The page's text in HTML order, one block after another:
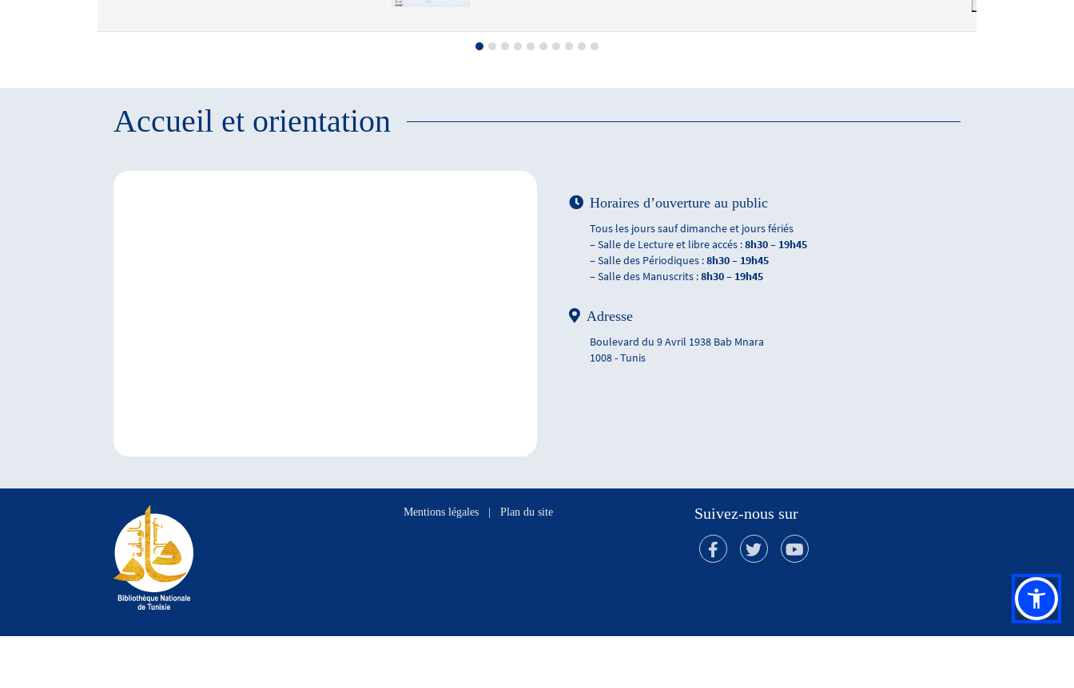
Accueil et orientation
Horaires d’ouverture au public
Tous les jours sauf dimanche et jours fériés
– Salle de Lecture et libre accés :8h30 – 19h45
– Salle des Périodiques :8h30 – 19h45
– Salle des Manuscrits :8h30 – 19h45
Adresse
Boulevard du 9 Avril 1938 Bab Mnara
1008 - Tunis
Mentions légales Plan du site Suivez-nous sur